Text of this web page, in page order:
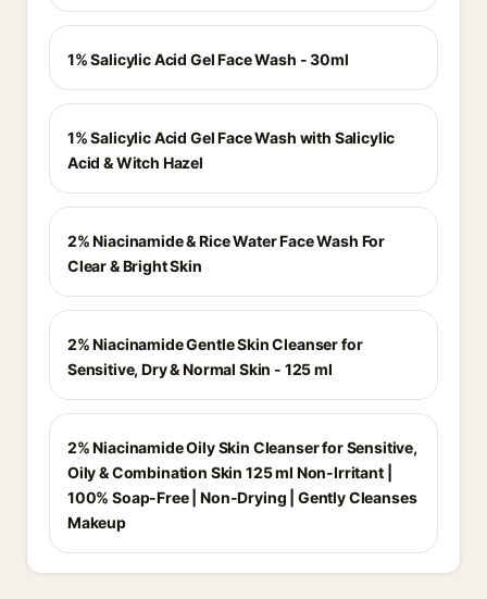
1% Salicylic Acid Gel Face Wash - 30ml
1% Salicylic Acid Gel Face Wash with Salicylic
Acid & Witch Hazel
2% Niacinamide & Rice Water Face Wash For
Clear & Bright Skin
2% Niacinamide Gentle Skin Cleanser for
Sensitive, Dry & Normal Skin - 125 ml
2% Niacinamide Oily Skin Cleanser for Sensitive,
Oily & Combination Skin 125 ml Non-Irritant |
100% Soap-Free | Non-Drying | Gently Cleanses
Makeup